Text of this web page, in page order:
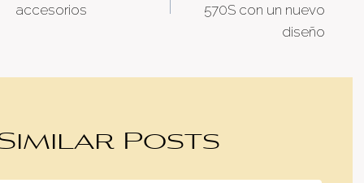
accesorios
570S con un nuevo
diseño
Posts